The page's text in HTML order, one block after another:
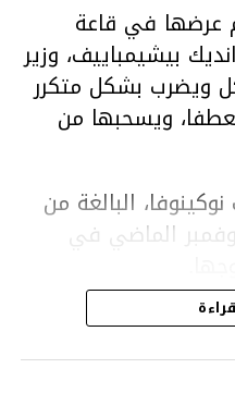
عرضها في قاعة
بيشيمباييف، وزير
ويضرب بشكل متكرر
ويسحبها من
البالغة من
نوفمبر الماضي في
توفيت نوكينوفا
وكانت إحدى عظام
كدمات متعددة على